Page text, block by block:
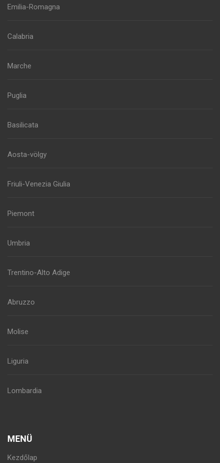
Emilia-Romagna
Calabria
Marche
Puglia
Basilicata
Aosta-völgy
Friuli-Venezia Giulia
Piemont
Umbria
Trentino-Alto Adige
Abruzzo
Molise
Liguria
Lombardia
MENÜ
Kezdőlap